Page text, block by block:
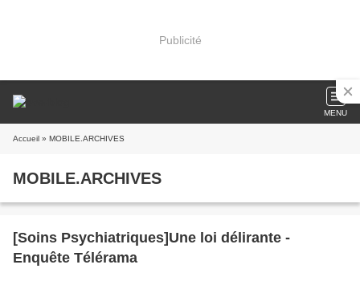
Publicité
MENU
Accueil » MOBILE.ARCHIVES
MOBILE.ARCHIVES
[Soins Psychiatriques]Une loi délirante -
Enquête Télérama